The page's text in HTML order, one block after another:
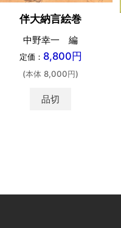
伴大納言絵巻
中野幸一 編
定価： 8,800円
(本体 8,000円)
品切